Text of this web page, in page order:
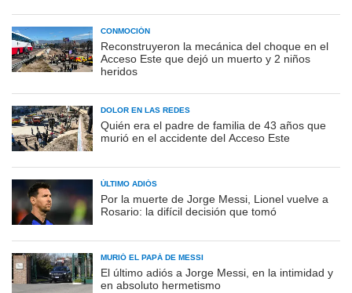
CONMOCIÓN
Reconstruyeron la mecánica del choque en el
Acceso Este que dejó un muerto y 2 niños
heridos
DOLOR EN LAS REDES
Quién era el padre de familia de 43 años que
murió en el accidente del Acceso Este
ÚLTIMO ADIÓS
Por la muerte de Jorge Messi, Lionel vuelve a
Rosario: la difícil decisión que tomó
MURIÓ EL PAPÁ DE MESSI
El último adiós a Jorge Messi, en la intimidad y
en absoluto hermetismo